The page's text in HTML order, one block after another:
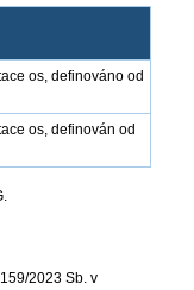
os, definováno od
os, definován od
2023 Sb. v